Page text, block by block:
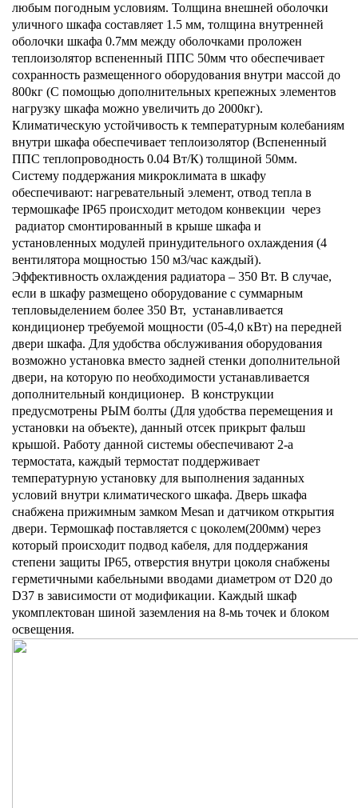
любым погодным условиям. Толщина внешней оболочки
уличного шкафа составляет 1.5 мм, толщина внутренней
оболочки шкафа 0.7мм между оболочками проложен
теплоизолятор вспененный ППС 50мм что обеспечивает
сохранность размещенного оборудования внутри массой до
800кг (С помощью дополнительных крепежных элементов
нагрузку шкафа можно увеличить до 2000кг).
Климатическую устойчивость к температурным колебаниям
внутри шкафа обеспечивает теплоизолятор (Вспененный
ППС теплопроводность 0.04 Вт/К) толщиной 50мм.
Систему поддержания микроклимата в шкафу
обеспечивают: нагревательный элемент, отвод тепла в
термошкафе IP65 происходит методом конвекции через
радиатор смонтированный в крыше шкафа и
установленных модулей принудительного охлаждения (4
вентилятора мощностью 150 м3/час каждый).
Эффективность охлаждения радиатора – 350 Вт. В случае,
если в шкафу размещено оборудование с суммарным
тепловыделением более 350 Вт, устанавливается
кондиционер требуемой мощности (05-4,0 кВт) на передней
двери шкафа. Для удобства обслуживания оборудования
возможно установка вместо задней стенки дополнительной
двери, на которую по необходимости устанавливается
дополнительный кондиционер. В конструкции
предусмотрены РЫМ болты (Для удобства перемещения и
установки на объекте), данный отсек прикрыт фальш
крышой. Работу данной системы обеспечивают 2-а
термостата, каждый термостат поддерживает
температурную установку для выполнения заданных
условий внутри климатического шкафа. Дверь шкафа
снабжена прижимным замком Mesan и датчиком открытия
двери. Термошкаф поставляется с цоколем(200мм) через
который происходит подвод кабеля, для поддержания
степени защиты IP65, отверстия внутри цоколя снабжены
герметичными кабельными вводами диаметром от D20 до
D37 в зависимости от модификации. Каждый шкаф
укомплектован шиной заземления на 8-мь точек и блоком
освещения.